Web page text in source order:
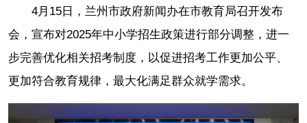
4月15日，兰州市政府新闻办在市教育局召开发布
会，宣布对2025年中小学招生政策进行部分调整，进一
步完善优化相关招考制度，以促进招考工作更加公平、
更加符合教育规律，最大化满足群众就学需求。